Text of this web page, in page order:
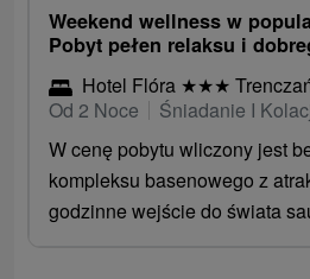
Weekend wellness w
Pobyt pełen relaksu i
Hotel Flóra ★★★
Od 2 Noce
Śniadanie I
W cenę pobytu wliczony jest
kompleksu basenowego z
godzinne wejście do świata